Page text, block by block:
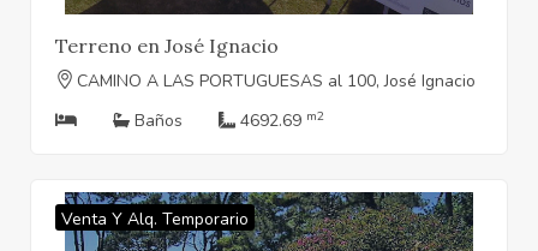
Terreno en José Ignacio
CAMINO A LAS PORTUGUESAS al 100, José Ignacio
Baños
4692.69 m2
Venta Y Alq. Temporario